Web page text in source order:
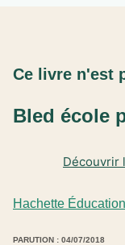
Hachette Éducation
Découvrir
Bled école
Ce livre n'est
PARUTION : 04/07/2018